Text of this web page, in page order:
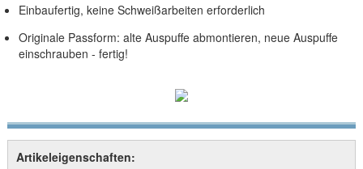
Einbaufertig, keine Schweißarbeiten erforderlich
Originale Passform: alte Auspuffe abmontieren, neue Auspuffe
einschrauben - fertig!
Artikeleigenschaften: